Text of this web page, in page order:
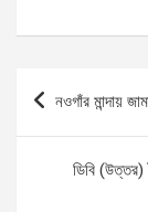
ce
b
o
o
k
Post
navigation
নওগাঁর মান্দায়
ডিবি (উত্তর)